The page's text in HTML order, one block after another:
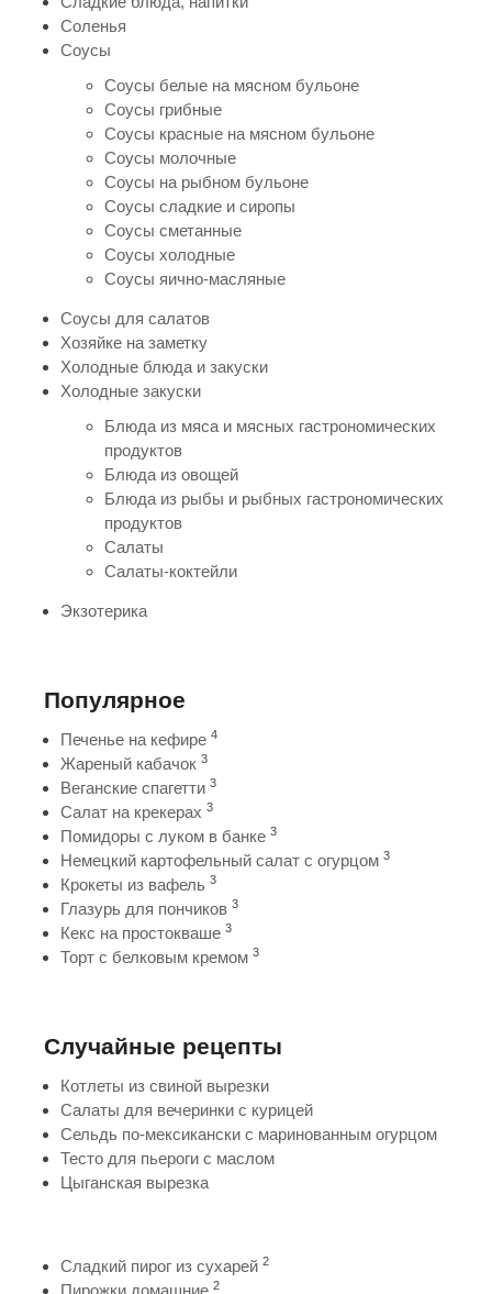
Соленья
Соусы
Соусы белые на мясном бульоне
Соусы грибные
Соусы красные на мясном бульоне
Соусы молочные
Соусы на рыбном бульоне
Соусы сладкие и сиропы
Соусы сметанные
Соусы холодные
Соусы яично-масляные
Соусы для салатов
Хозяйке на заметку
Холодные блюда и закуски
Холодные закуски
Блюда из мяса и мясных гастрономических
продуктов
Блюда из овощей
Блюда из рыбы и рыбных гастрономических
продуктов
Салаты
Салаты-коктейли
Экзотерика
Популярное
Печенье на кефире 4
Жареный кабачок 3
Веганские спагетти 3
Салат на крекерах 3
Помидоры с луком в банке 3
Немецкий картофельный салат с огурцом 3
Крокеты из вафель 3
Глазурь для пончиков 3
Кекс на простокваше 3
Торт с белковым кремом 3
Случайные рецепты
Котлеты из свиной вырезки
Салаты для вечеринки с курицей
Сельдь по-мексикански с маринованным огурцом
Тесто для пьероги с маслом
Цыганская вырезка
Сладкий пирог из сухарей 2
Пирожки домашние 2